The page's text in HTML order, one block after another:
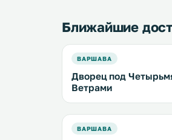
Ближайшие
ВАРШАВА
Дворец под
Ветрами
ВАРШАВА